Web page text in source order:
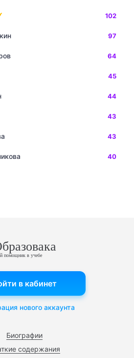
102
97
64
45
44
43
43
40
помощник в учебе
Биографии
содержания
в кабинет
нового аккаунта